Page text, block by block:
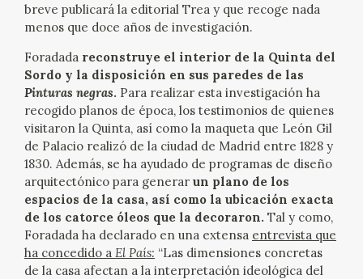
CRONOLOGÍA
EL VIAJE DE GOYA
CATÁLOGO
GOYA EN ARAGÓN
PREMIO ARAGÓN GOYA
EDICIONES
breve publicará la editorial Trea y que recoge nada
menos que doce años de investigación.
Foradada reconstruye el interior de la Quinta del
Sordo y la disposición en sus paredes de las
Pinturas negras. Para realizar esta investigación ha
recogido planos de época, los testimonios de quienes
visitaron la Quinta, así como la maqueta que León Gil
de Palacio realizó de la ciudad de Madrid entre 1828 y
1830. Además, se ha ayudado de programas de diseño
arquitectónico para generar un plano de los
espacios de la casa, así como la ubicación exacta
de los catorce óleos que la decoraron. Tal y como,
Foradada ha declarado en una extensa entrevista que
ha concedido a El País: “Las dimensiones concretas
de la casa afectan a la interpretación ideológica del